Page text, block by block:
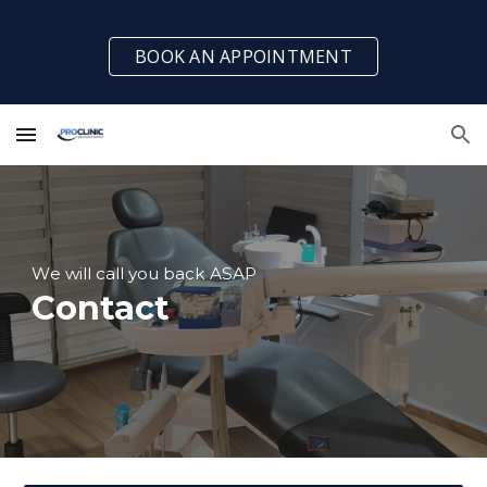
Skip to main content Skip to navigation
BOOK AN APPOINTMENT
We will call you back ASAP
Contact